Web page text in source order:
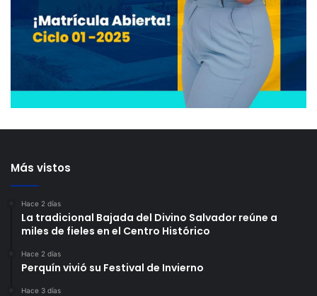
Más vistos
Hace 2 días
La tradicional Bajada del Divino Salvador reúne a
miles de fieles en el Centro Histórico
Hace 2 días
Perquín vivió su Festival de Invierno
Hace 3 días